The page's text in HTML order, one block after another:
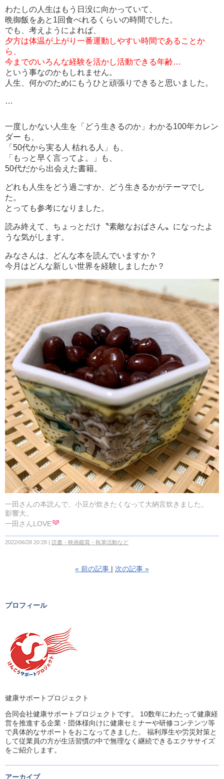
わたしの人生はもう日没に向かっていて、
晩御飯をあと1回食べれるくらいの時間でした。
でも、考えようによれば、
夕方は体温が上がり一番運動しやすい時間であることか
ら、
今までのいろんな経験を活かし活動できる年齢…
という事なのかもしれません。
人生、何かのためにもうひと頑張りできると思いました。
…
一度しかない人生を「どう生きるのか」わかる100年カレン
ダー も、
「50代から実る人 枯れる人」も、
「もっと早く言ってよ。」も、
50代だから出会えた書籍。
どれも人生をどう過ごすか、どう生きるかがテーマでし
た。
とっても参考になりました。
読み終えて、ちょっとだけ〝素敵なおばさん〟になったよ
うな気がします。
みなさんは、どんな本を読んでいますか？
今月はどんな新しい世界を経験しましたか？
一田さんの本読んで、小豆が炊きたくなって大納言炊きました。
影響大。
一田さんLOVE
2022/06/28 20:28 読書・映画鑑賞・執筆活動など
« 前の記事 次の記事 »
プロフィール
健康サポートプロジェクト
合同会社健康サポートプロジェクトです。 10数年にわたって健康経
営を推進する企業・団体様向けに健康セミナーや研修コンテンツ等
で具体的なサポートをおこなってきました。 福利厚生や労災対策と
して従業員の方が生活習慣の中で無理なく継続できるエクササイズ
をご紹介します。
アーカイブ